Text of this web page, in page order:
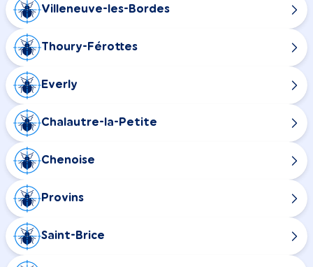
Villeneuve-les-Bordes
Thoury-Férottes
Everly
Chalautre-la-Petite
Chenoise
Provins
Saint-Brice